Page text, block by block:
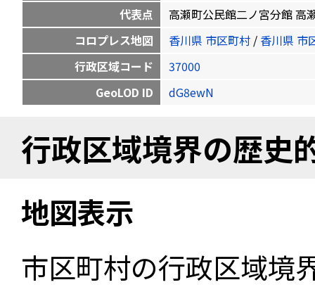
代表点
高瀬町公民館二ノ宮分館 高
コロプレス地図
香川県 市区町村 / 香川県 市
行政区域コード
37000
GeoLOD ID
dG8ewN
行政区域境界の歴史
地図表示
市区町村の行政区域境